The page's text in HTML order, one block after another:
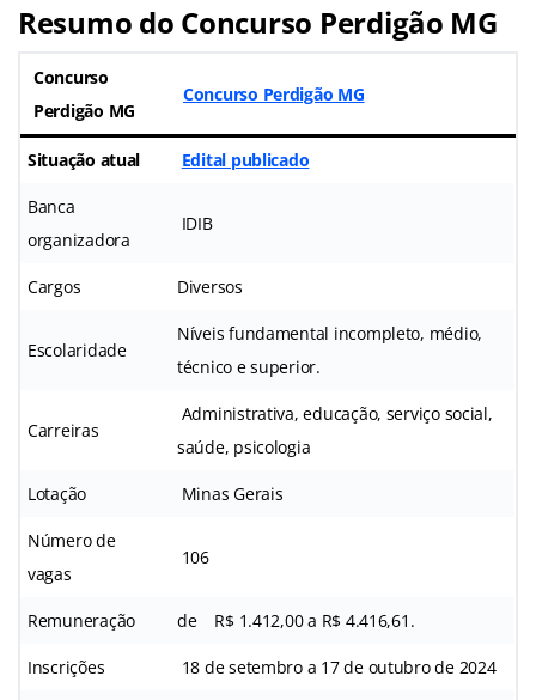
Resumo do Concurso Perdigão MG
Concurso
Perdigão MG
Concurso Perdigão MG
Situação atual Edital publicado
Banca
organizadora
IDIB
Cargos Diversos
Escolaridade
Níveis fundamental incompleto, médio,
técnico e superior.
Carreiras
Administrativa, educação, serviço social,
saúde, psicologia
Lotação Minas Gerais
Número de
vagas
106
Remuneração de R$ 1.412,00 a R$ 4.416,61.
Inscrições 18 de setembro a 17 de outubro de 2024